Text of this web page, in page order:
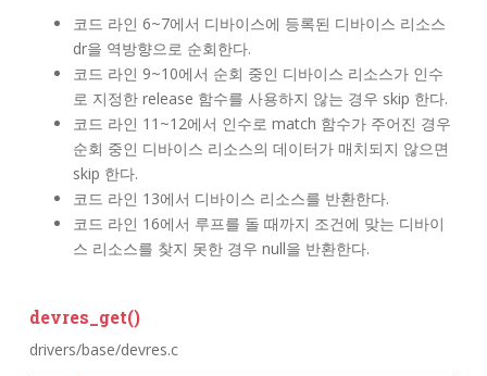
코드 라인 6~7에서 디바이스에 등록된 디바이스 리소스
dr을 역방향으로 순회한다.
코드 라인 9~10에서 순회 중인 디바이스 리소스가 인수
로 지정한 release 함수를 사용하지 않는 경우 skip 한다.
코드 라인 11~12에서 인수로 match 함수가 주어진 경우
순회 중인 디바이스 리소스의 데이터가 매치되지 않으면
skip 한다.
코드 라인 13에서 디바이스 리소스를 반환한다.
코드 라인 16에서 루프를 돌 때까지 조건에 맞는 디바이
스 리소스를 찾지 못한 경우 null을 반환한다.
devres_get()
drivers/base/devres.c